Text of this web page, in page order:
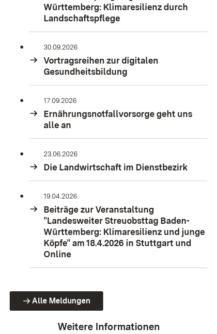
Württemberg: Klimaresilienz durch
Landschaftspflege
30.09.2026
Vortragsreihen zur digitalen
Gesundheitsbildung
17.09.2026
Ernährungsnotfallvorsorge geht uns
alle an
23.06.2026
Die Landwirtschaft im Dienstbezirk
19.04.2026
Beiträge zur Veranstaltung
"Landesweiter Streuobsttag Baden-
Württemberg: Klimaresilienz und junge
Köpfe" am 18.4.2026 in Stuttgart und
Online
Alle Meldungen
Weitere Informationen